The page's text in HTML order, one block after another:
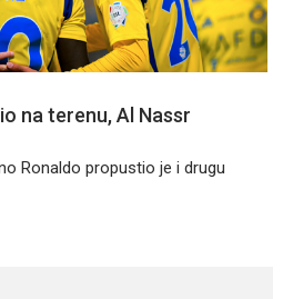
na terenu, Al Nassr
Ronaldo propustio je i drugu